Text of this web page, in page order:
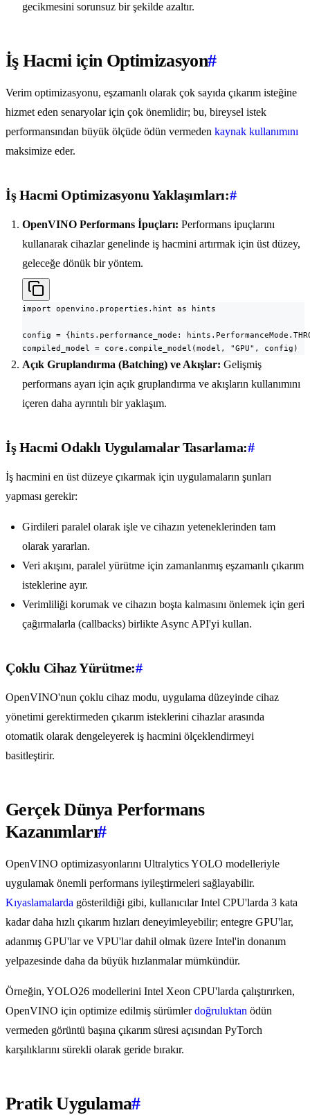
gecikmesini sorunsuz bir şekilde azaltır.
İş Hacmi için Optimizasyon#
Verim optimizasyonu, eşzamanlı olarak çok sayıda çıkarım isteğine
hizmet eden senaryolar için çok önemlidir; bu, bireysel istek
performansından büyük ölçüde ödün vermeden kaynak kullanımını
maksimize eder.
İş Hacmi Optimizasyonu Yaklaşımları:#
OpenVINO Performans İpuçları: Performans ipuçlarını
kullanarak cihazlar genelinde iş hacmini artırmak için üst düzey,
geleceğe dönük bir yöntem.
import openvino.properties.hint as hints
config = {hints.performance_mode:
compiled_model = core.compile_model(model, "GPU", config)
Açık Gruplandırma (Batching) ve Akışlar: Gelişmiş
performans ayarı için açık gruplandırma ve akışların kullanımını
içeren daha ayrıntılı bir yaklaşım.
İş Hacmi Odaklı Uygulamalar Tasarlama:#
İş hacmini en üst düzeye çıkarmak için uygulamaların şunları
yapması gerekir:
Girdileri paralel olarak işle ve cihazın yeteneklerinden tam
olarak yararlan.
Veri akışını, paralel yürütme için zamanlanmış eşzamanlı çıkarım
isteklerine ayır.
Verimliliği korumak ve cihazın boşta kalmasını önlemek için geri
çağırmalarla (callbacks) birlikte Async API'yi kullan.
Çoklu Cihaz Yürütme:#
OpenVINO'nun çoklu cihaz modu, uygulama düzeyinde cihaz
yönetimi gerektirmeden çıkarım isteklerini cihazlar arasında
otomatik olarak dengeleyerek iş hacmini ölçeklendirmeyi
basitleştirir.
Gerçek Dünya Performans
Kazanımları#
OpenVINO optimizasyonlarını Ultralytics YOLO modelleriyle
uygulamak önemli performans iyileştirmeleri sağlayabilir.
Kıyaslamalarda gösterildiği gibi, kullanıcılar Intel CPU'larda 3 kata
kadar daha hızlı çıkarım hızları deneyimleyebilir; entegre GPU'lar,
adanmış GPU'lar ve VPU'lar dahil olmak üzere Intel'in donanım
yelpazesinde daha da büyük hızlanmalar mümkündür.
Örneğin, YOLO26 modellerini Intel Xeon CPU'larda çalıştırırken,
OpenVINO için optimize edilmiş sürümlerdoğruluktan ödün
vermeden görüntü başına çıkarım süresi açısından PyTorch
karşılıklarını sürekli olarak geride bırakır.
Pratik Uygulama#